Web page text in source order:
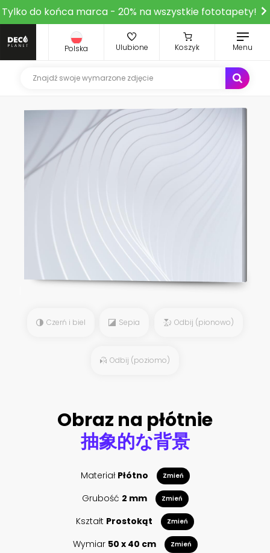
Tylko do końca marca - 20% na wszystkie fototapety!
Polska Ulubione Koszyk Menu
Czerń i biel Sepia Odbij (pionowo)
Odbij (poziomo)
Obraz na płótnie
抽象的な背景
Materiał Płótno Zmień
Grubość 2 mm Zmień
Kształt Prostokąt Zmień
Wymiar 50 x 40 cm Zmień